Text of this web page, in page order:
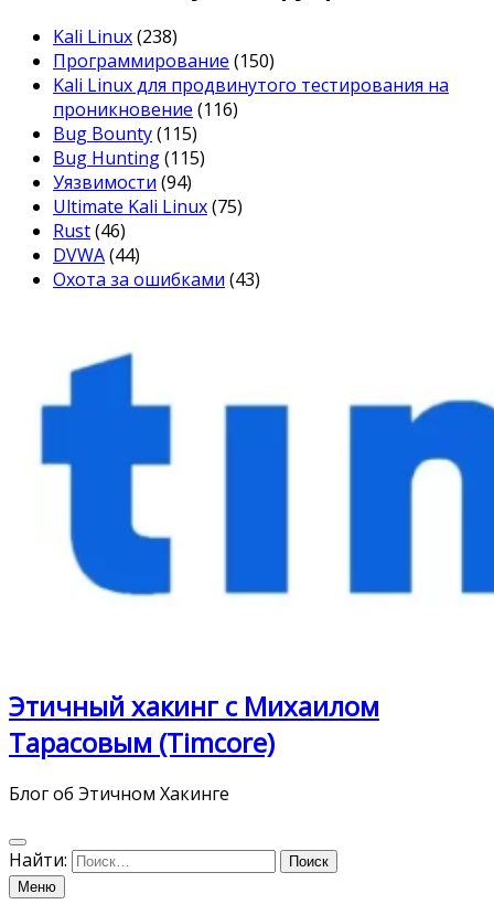
Kali Linux(238)
Программирование (150)
Kali Linux для продвинутого тестирования на
проникновение (116)
Bug Bounty(115)
Bug Hunting(115)
Уязвимости (94)
Ultimate Kali Linux(75)
Rust(46)
DVWA(44)
Охота за ошибками (43)
Этичный хакинг с Михаилом
Тарасовым (Timcore)
Блог об Этичном Хакинге
Найти:
Меню